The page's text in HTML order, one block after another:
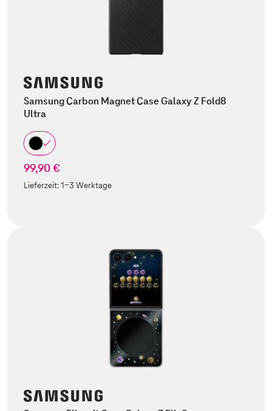
Samsung Carbon Magnet Case Galaxy Z Fold8
Ultra
99,90 €
Lieferzeit:1-3 Werktage